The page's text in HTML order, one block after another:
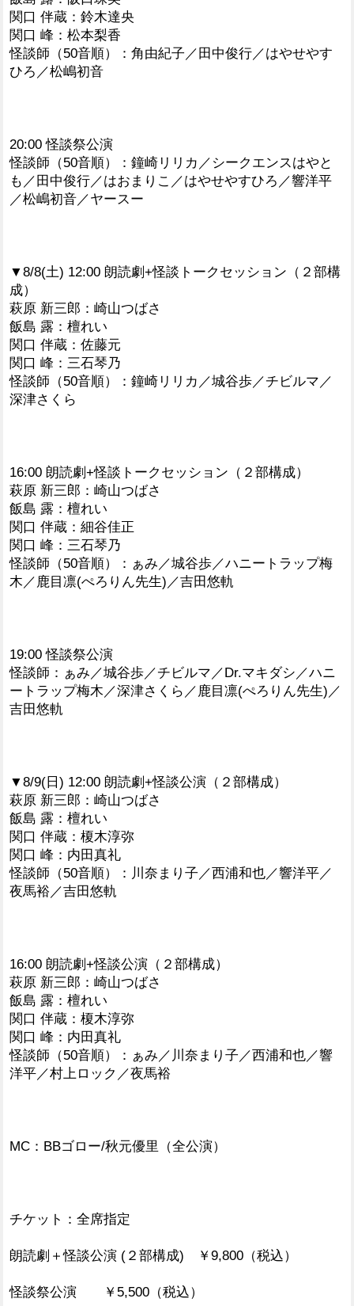
関口 伴蔵：鈴木達央
関口 峰：松本梨香
怪談師（50音順）：角由紀子／田中俊行／はやせやす
ひろ／松嶋初音
20:00 怪談祭公演
怪談師（50音順）：鐘崎リリカ／シークエンスはやと
も／田中俊行／はおまりこ／はやせやすひろ／響洋平
／松嶋初音／ヤースー
▼8/8(土) 12:00 朗読劇+怪談トークセッション（２部構
成）
萩原 新三郎：崎山つばさ
飯島 露：檀れい
関口 伴蔵：佐藤元
関口 峰：三石琴乃
怪談師（50音順）：鐘崎リリカ／城谷歩／チビルマ／
深津さくら
16:00 朗読劇+怪談トークセッション（２部構成）
萩原 新三郎：崎山つばさ
飯島 露：檀れい
関口 伴蔵：細谷佳正
関口 峰：三石琴乃
怪談師（50音順）：ぁみ／城谷歩／ハニートラップ梅
木／鹿目凛(ぺろりん先生)／吉田悠軌
19:00 怪談祭公演
怪談師：ぁみ／城谷歩／チビルマ／Dr.マキダシ／ハニ
ートラップ梅木／深津さくら／鹿目凛(ぺろりん先生)／
吉田悠軌
▼8/9(日) 12:00 朗読劇+怪談公演（２部構成）
萩原 新三郎：崎山つばさ
飯島 露：檀れい
関口 伴蔵：榎木淳弥
関口 峰：内田真礼
怪談師（50音順）：川奈まり子／西浦和也／響洋平／
夜馬裕／吉田悠軌
16:00 朗読劇+怪談公演（２部構成）
萩原 新三郎：崎山つばさ
飯島 露：檀れい
関口 伴蔵：榎木淳弥
関口 峰：内田真礼
怪談師（50音順）：ぁみ／川奈まり子／西浦和也／響
洋平／村上ロック／夜馬裕
MC：BBゴロー/秋元優里（全公演）
チケット：全席指定
朗読劇＋怪談公演 (２部構成) ￥9,800（税込）
怪談祭公演 ￥5,500（税込）